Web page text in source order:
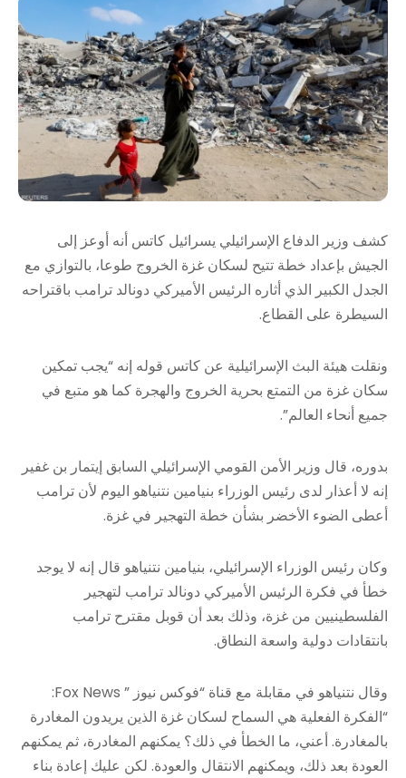
كشف وزير الدفاع الإسرائيلي يسرائيل كاتس أنه أوعز إلى
الجيش بإعداد خطة تتيح لسكان غزة الخروج طوعا، بالتوازي مع
الجدل الكبير الذي أثاره الرئيس الأميركي دونالد ترامب باقتراحه
السيطرة على القطاع.
ونقلت هيئة البث الإسرائيلية عن كاتس قوله إنه “يجب تمكين
سكان غزة من التمتع بحرية الخروج والهجرة كما هو متبع في
جميع أنحاء العالم”.
بدوره، قال وزير الأمن القومي الإسرائيلي السابق إيتمار بن غفير
إنه لا أعذار لدى رئيس الوزراء بنيامين نتنياهو اليوم لأن ترامب
أعطى الضوء الأخضر بشأن خطة التهجير في غزة.
وكان رئيس الوزراء الإسرائيلي، بنيامين نتنياهو قال إنه لا يوجد
خطأ في فكرة الرئيس الأميركي دونالد ترامب لتهجير
الفلسطينيين من غزة، وذلك بعد أن قوبل مقترح ترامب
بانتقادات دولية واسعة النطاق.
وقال نتنياهو في مقابلة مع قناة “فوكس نيوز ” Fox News:
“الفكرة الفعلية هي السماح لسكان غزة الذين يريدون المغادرة
بالمغادرة. أعني، ما الخطأ في ذلك؟ يمكنهم المغادرة، ثم يمكنهم
العودة بعد ذلك، ويمكنهم الانتقال والعودة. لكن عليك إعادة بناء